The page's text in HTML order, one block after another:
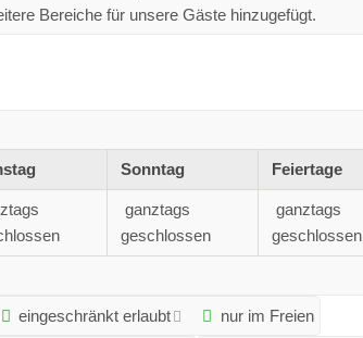
Bereiche für unsere Gäste hinzugefügt.
Sonntag Feiertage
ganztags
geschlossen
ganztags
geschlossen
eingeschränkt erlaubt nur im Freien